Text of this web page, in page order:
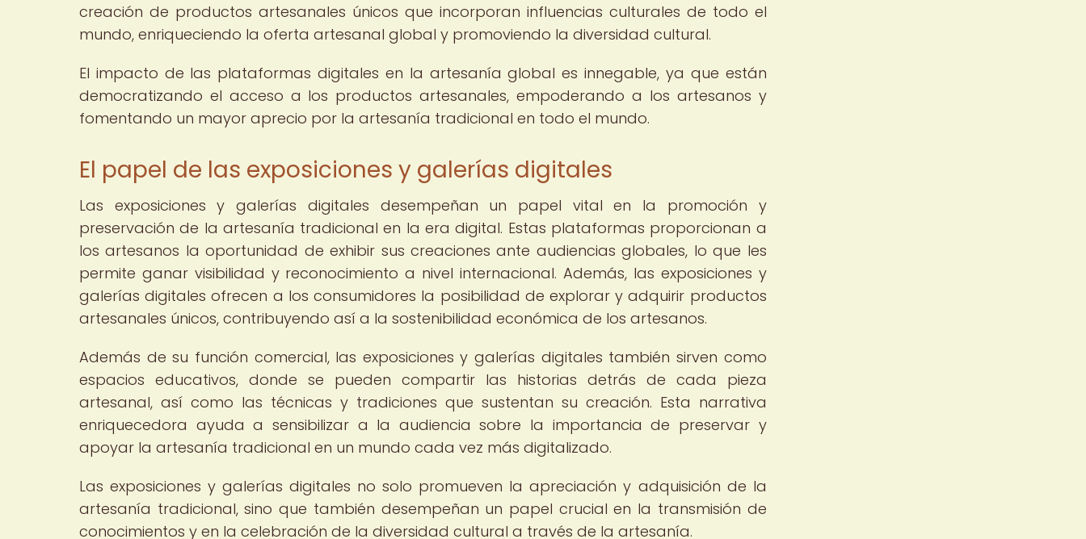
creación de productos artesanales únicos que incorporan influencias culturales de todo el
mundo, enriqueciendo la oferta artesanal global y promoviendo la diversidad cultural.
El impacto de las plataformas digitales en la artesanía global es innegable, ya que están
democratizando el acceso a los productos artesanales, empoderando a los artesanos y
fomentando un mayor aprecio por la artesanía tradicional en todo el mundo.
El papel de las exposiciones y galerías digitales
Las exposiciones y galerías digitales desempeñan un papel vital en la promoción y
preservación de la artesanía tradicional en la era digital. Estas plataformas proporcionan a
los artesanos la oportunidad de exhibir sus creaciones ante audiencias globales, lo que les
permite ganar visibilidad y reconocimiento a nivel internacional. Además, las exposiciones y
galerías digitales ofrecen a los consumidores la posibilidad de explorar y adquirir productos
artesanales únicos, contribuyendo así a la sostenibilidad económica de los artesanos.
Además de su función comercial, las exposiciones y galerías digitales también sirven como
espacios educativos, donde se pueden compartir las historias detrás de cada pieza
artesanal, así como las técnicas y tradiciones que sustentan su creación. Esta narrativa
enriquecedora ayuda a sensibilizar a la audiencia sobre la importancia de preservar y
apoyar la artesanía tradicional en un mundo cada vez más digitalizado.
Las exposiciones y galerías digitales no solo promueven la apreciación y adquisición de la
artesanía tradicional, sino que también desempeñan un papel crucial en la transmisión de
conocimientos y en la celebración de la diversidad cultural a través de la artesanía.